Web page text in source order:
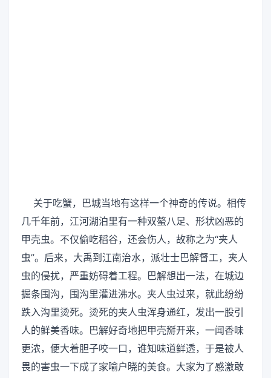
关于吃蟹，巴城当地有这样一个神奇的传说。相传
几千年前，江河湖泊里有一种双螯八足、形状凶恶的
甲壳虫。不仅偷吃稻谷，还会伤人，故称之为“夹人
虫”。后来，大禹到江南治水，派壮士巴解督工，夹人
虫的侵扰，严重妨碍着工程。巴解想出一法，在城边
掘条围沟，围沟里灌进沸水。夹人虫过来，就此纷纷
跌入沟里烫死。烫死的夹人虫浑身通红，发出一股引
人的鲜美香味。巴解好奇地把甲壳掰开来，一闻香味
更浓，便大着胆子咬一口，谁知味道鲜透，于是被人
畏的害虫一下成了家喻户晓的美食。大家为了感激敢